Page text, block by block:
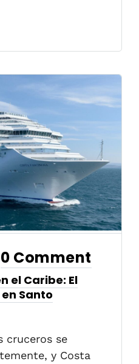
0 Comment
el Caribe: El
Santo
cruceros se
y Costa